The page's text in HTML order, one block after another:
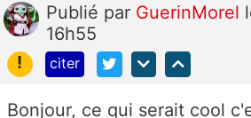
Publié par GuerinMorel
16h55
!
citer
Bonjour, ce qui serait cool